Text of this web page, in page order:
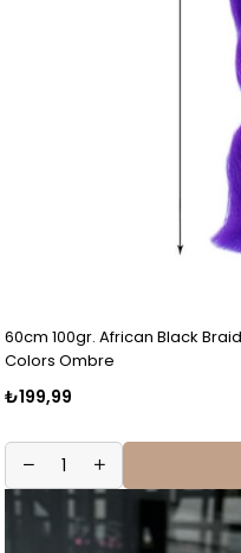
60cm 100gr. African Black
Colors Ombre
₺199,99